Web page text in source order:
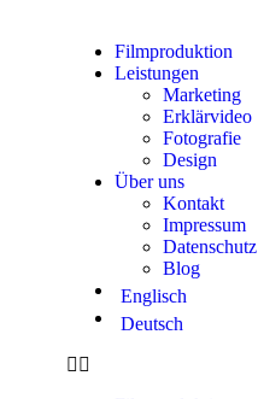
Filmproduktion
Leistungen
Marketing
Erklärvideo
Fotografie
Design
Über uns
Kontakt
Impressum
Datenschutz
Blog
Englisch
Deutsch